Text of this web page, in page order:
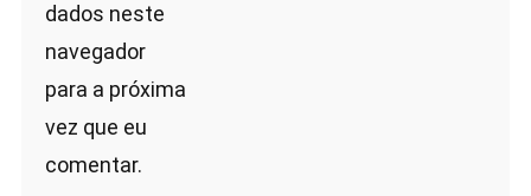
dados neste
navegador
para a próxima
vez que eu
comentar.